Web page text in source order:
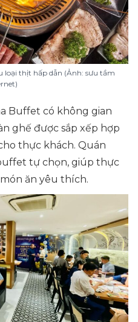
thịt hấp dẫn (Ảnh: sưu tầm
Buffet có không gian
ghế được sắp xếp hợp
thực khách. Quán
tự chọn, giúp thực
ăn yêu thích.